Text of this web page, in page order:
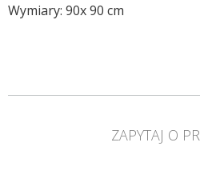
Wymiary: 90x 90 cm
ZAPYTAJ O